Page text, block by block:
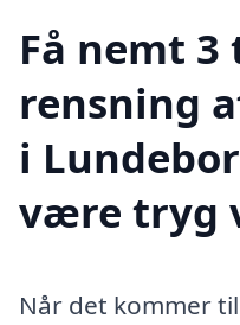
Få nemt
rensning
i
være tryg
Når det kommer